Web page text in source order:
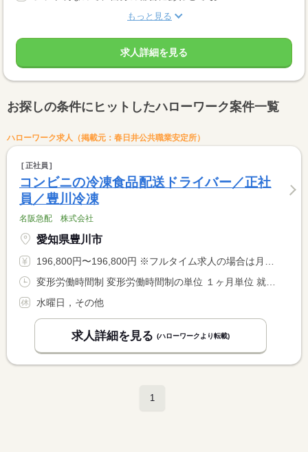
もっと見る
求人詳細を見る
お探しの条件にヒットしたハローワーク案件一覧
ハローワーク求人（掲載元：春日井公共職業安定所）
正社員
コンビニの冷凍食品配送ドライバー／正社
員／豊川冷凍
名阪急配 株式会社
愛知県豊川市
196,800円〜196,800円 ※フルタイム求人の場合は月額（換算額）、パート求人の場合は時間額を表示しています。
水曜日，その他
求人詳細を見る (ハローワークより転載)
1